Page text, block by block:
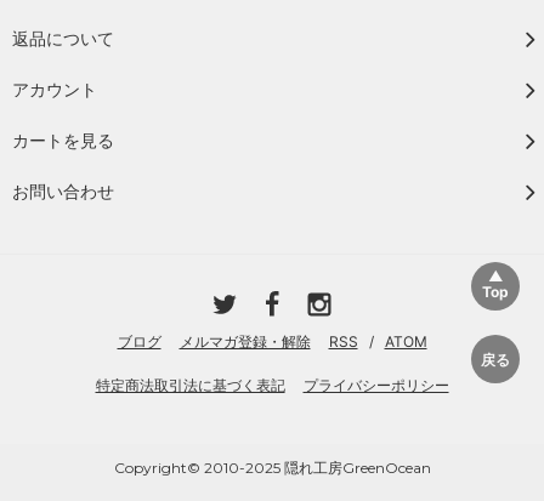
返品について
アカウント
カートを見る
お問い合わせ
ブログ メルマガ登録・解除 RSS / ATOM
特定商法取引法に基づく表記 プライバシーポリシー
Copyright© 2010-2025 隠れ工房GreenOcean